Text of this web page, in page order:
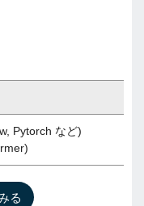
Pytorch など)
る